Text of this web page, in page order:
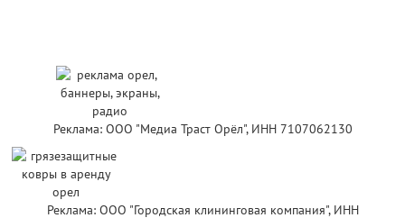
Реклама: ООО "Медиа Траст Орёл", ИНН 7107062130
Реклама: ООО "Городская клининговая компания", ИНН